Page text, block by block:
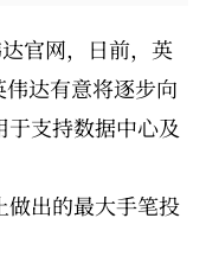
官网，日前，英
达有意将逐步向
支持数据中心及
做出的最大手笔投